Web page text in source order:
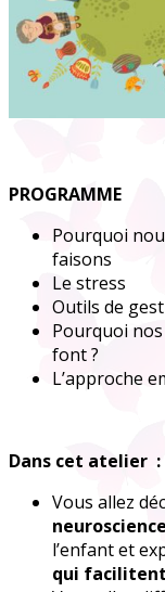
PROGRAMME
Pourquoi
faisons
Le stress
Outils de
Pourquoi
font ?
L’approche
Dans cet atelier :
Vous allez
l’enfant et
qui